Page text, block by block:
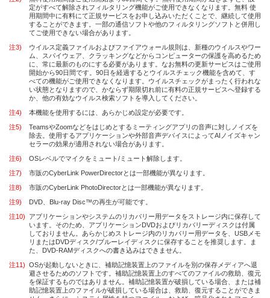
定がすべて解除されフィルタリング機能がご使用できなくなります。無料 使
用期間中に有料にて正規サービスをお申し込みいただくことで、継続して使用
することができます。一部の通信ソフトや他のフィルタリングソフトと併用し
てご使用できない場合があります。
注3)
ウイルス定義ファイルおよびファイアウォール規則は、新種のウイルスやワー
ム、スパイウェア、クラッキングなどからコンピューターの保護を高めるため
に、常に最新のものにする必要があります。なお無料の更新サービスはご使用
開始から90日間です。90日を経過するとウイルスチェック機能を含めて、す
べての機能がご使用できなくなります。ウイルスチェックがまったく行われな
い状態となりますので、かならず期限切れ前に有料の正規サービスへ登録する
か、他の有効なウイルス検索ソフトを導入してください。
注4)
本機能を使用するには、あらかじめ設定が必要です。
注5)
TeamsやZoomなどをはじめとするミーティングアプリの音声に対しノイズを
除去。使用するアプリケーションや外部音声デバイスによってAIノイズキャン
セラーの効果が適用されない場合があります。
注6)
OSレベルでマイクをミュート/ミュート解除します。
注7)
市販のCyberLink PowerDirectorとは一部機能が異なります。
注8)
市販のCyberLink PhotoDirectorとは一部機能が異なります。
注9)
DVD、Blu-ray Disc™の再生が可能です。
注10)
アプリケーションやシステムのリカバリー用データをストレージ内に保存して
います。そのため、アプリケーションDVDおよびリカバリーディスクは付属
しておりません。あらかじめストレージ内のリカバリー用データを、USBメモ
リまたはDVDディスク/ブルーレイディスクに保存することを推奨します。ま
た、DVD-RAMディスクへの書き込みはできません。
注11) OSが起動しないときに、補助記憶装置上のファイルを別の保存メディアへ退
避させるためのソフトです。補助記憶装置上のすべてのファイルの救助、復元
を保証するものではありません。補助記憶装置が破損している場合、または補
助記憶装置上のファイルが破損している場合は、救助、復元することができま